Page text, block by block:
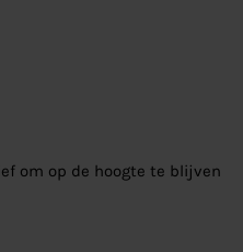
om op de hoogte te blijven